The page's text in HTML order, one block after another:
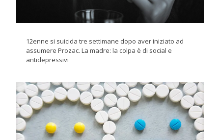
12enne si suicida tre settimane dopo aver iniziato ad
assumere Prozac. La madre: la colpa è di social e
antidepressivi